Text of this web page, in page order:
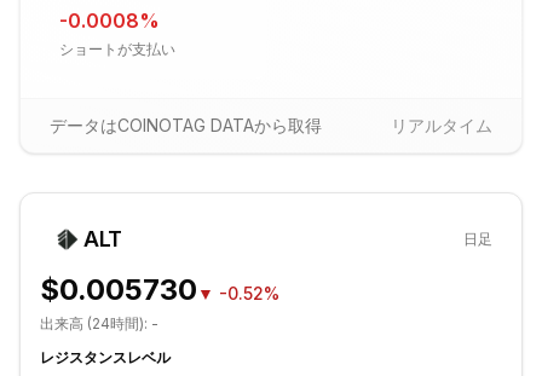
-0.0008%
ショートが支払い
データはCOINOTAG DATAから取得 リアルタイム
ALT 日足
$0.005730 ▼ -0.52%
出来高 (24時間): -
レジスタンスレベル